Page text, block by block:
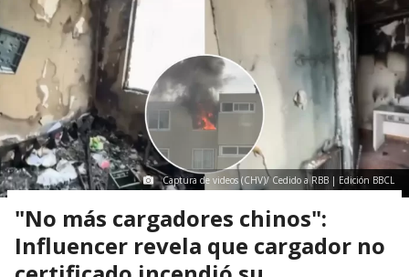
Captura de videos (CHV)/ Cedido a RBB | Edición BBCL
"No más cargadores chinos":
Influencer revela que cargador no